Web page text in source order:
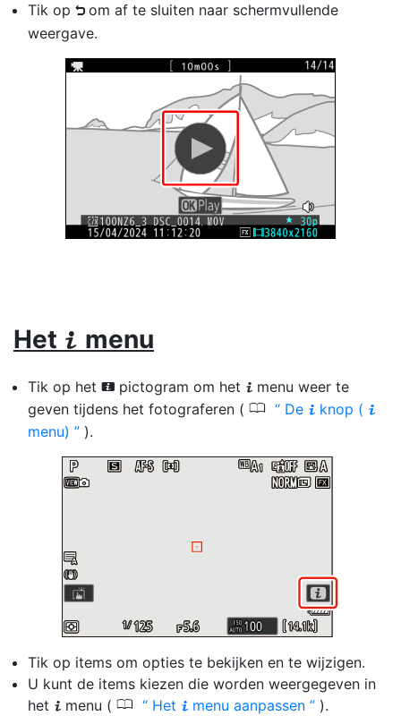
Tik op Z om af te sluiten naar schermvullende
weergave.
Het i menu
Tik op het i pictogram om het i menu weer te
geven tijdens het fotograferen ( 0 De i knop ( i
menu) ).
Tik op items om opties te bekijken en te wijzigen.
U kunt de items kiezen die worden weergegeven in
het i menu ( 0 Het i menu aanpassen ).